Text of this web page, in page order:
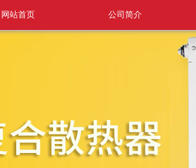
网站首页 公司简介